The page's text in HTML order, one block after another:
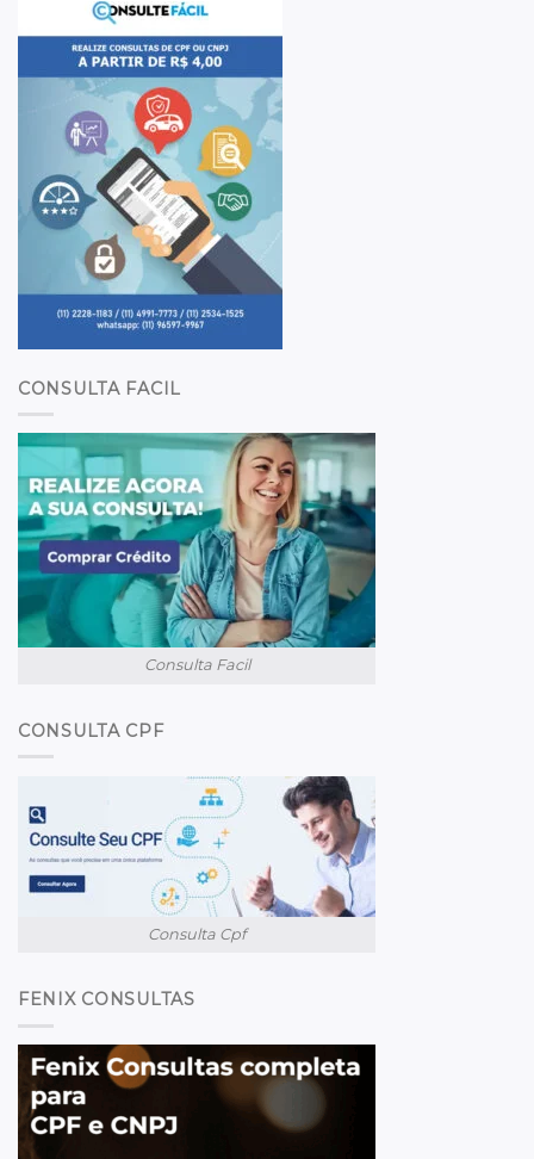
CONSULTA FACIL
Consulta Facil
CONSULTA CPF
Consulta Cpf
FENIX CONSULTAS